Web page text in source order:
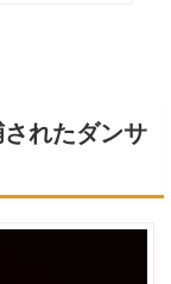
れたダンサ